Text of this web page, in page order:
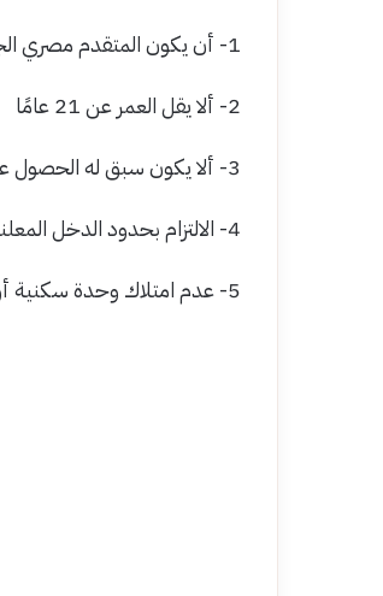
1- أن يكون المتقدم مصري الجنسية
2- ألا يقل العمر عن 21 عامًا
3- ألا يكون سبق له الحصول على وحدة سكنية مدعومة
4- الالتزام بحدود الدخل المعلنة
5- عدم امتلاك وحدة سكنية أو أرض بناء.